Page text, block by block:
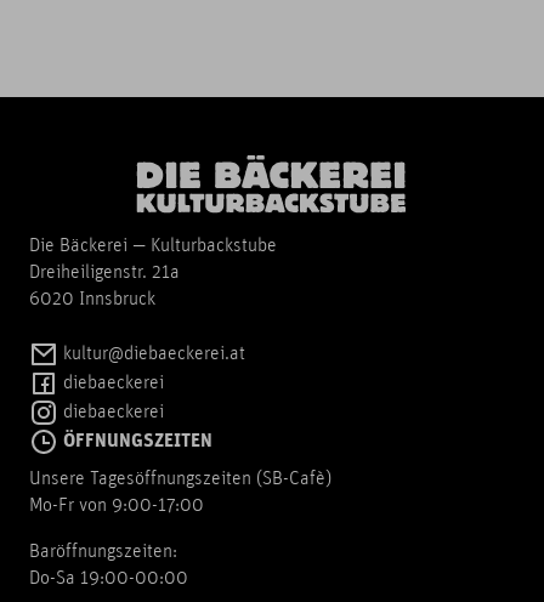
Die Bäckerei — Kulturbackstube
Dreiheiligenstr. 21a
6020 Innsbruck
kultur@diebaeckerei.at
diebaeckerei
diebaeckerei
ÖFFNUNGSZEITEN
Unsere Tagesöffnungszeiten (SB-Cafè)
Mo-Fr von 9:00-17:00
Baröffnungszeiten:
Do-Sa 19:00-00:00